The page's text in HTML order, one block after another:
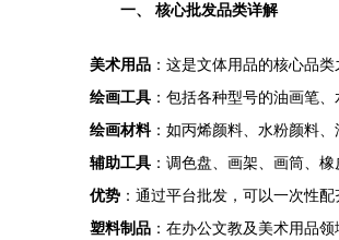
一、 核心批发品类详解
美术用品 ：这是文体用品的核心品
绘画工具 ：包括各种型号的油画笔
绘画材料：如丙烯颜料、水粉颜料、
辅助工具 ：调色盘、画架、画筒、
优势 ：通过平台批发，可以一次性
塑料制品 ：在办公文教及美术用品